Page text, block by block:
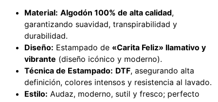
Material: Algodón 100% de alta calidad,
garantizando suavidad, transpirabilidad y
durabilidad.
Diseño: Estampado de «Carita Feliz» llamativo y
vibrante (diseño icónico y moderno).
Técnica de Estampado: DTF, asegurando alta
definición, colores intensos y resistencia al lavado.
Estilo: Audaz, moderno, sutil y fresco; perfecto